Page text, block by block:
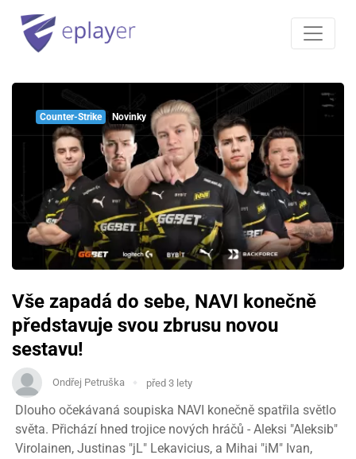
Counter-Strike Novinky
Vše zapadá do sebe, NAVI konečně
představuje svou zbrusu novou
sestavu!
Ondřej Petruška před 3 lety
Dlouho očekávaná soupiska NAVI konečně spatřila světlo
světa. Přichází hned trojice nových hráčů - Aleksi "⁠Aleksib⁠"
Virolainen, Justinas "jL⁠" Lekavicius, a Mihai "iM" Ivan,